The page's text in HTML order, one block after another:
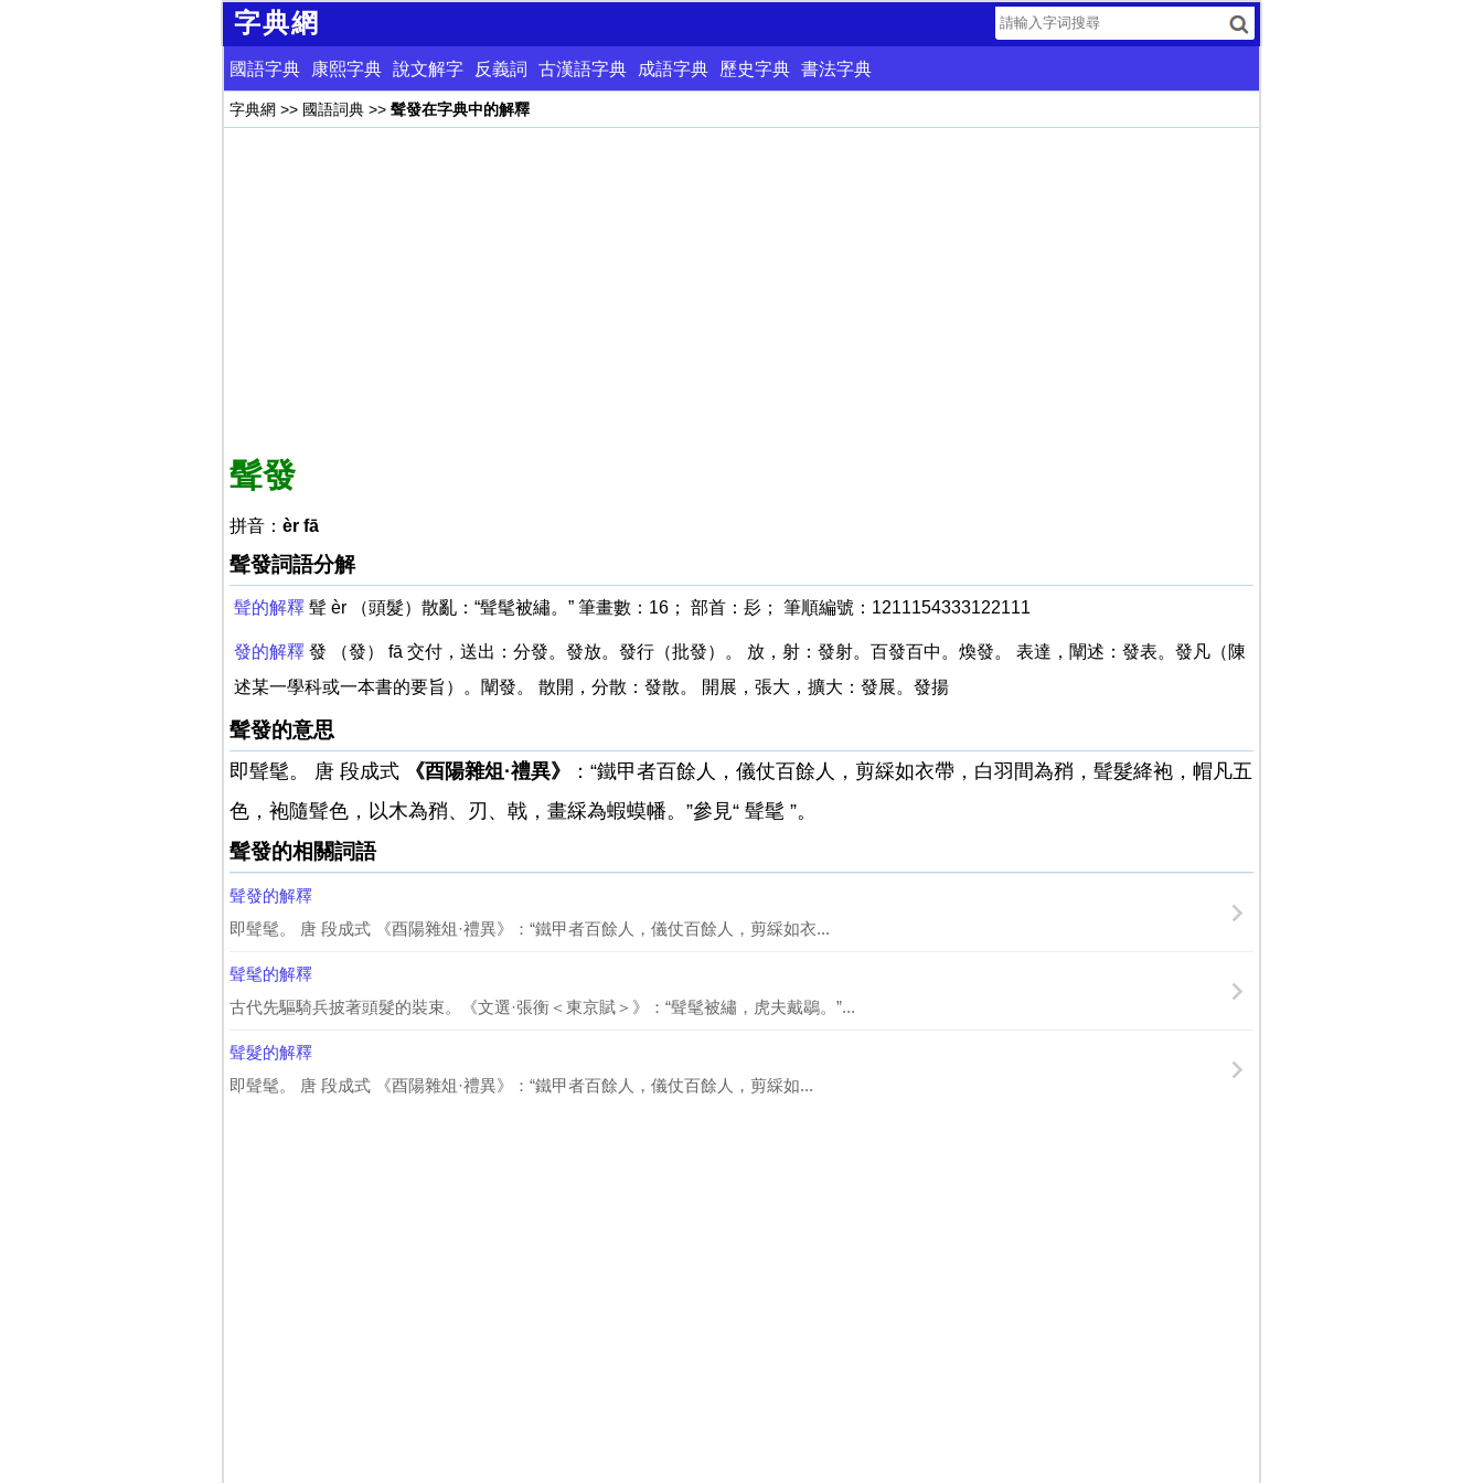
字典網
國語字典 康熙字典 說文解字 反義詞 古漢語字典 成語字典 歷史字典 書法字典
字典網 >> 國語詞典>> 髶發在字典中的解釋
髶發
拼音： èr fā
髶發詞語分解
髶的解釋髶 èr （頭髮）散亂：“髶髦被繡。” 筆畫數：16； 部首：髟； 筆順編號：1211154333122111
發的解釋發 （發） fā 交付，送出：分發。發放。發行（批發）。 放，射：發射。百發百中。煥發。 表達，闡述：發表。發凡（陳
述某一學科或一本書的要旨）。闡發。 散開，分散：發散。 開展，張大，擴大：發展。發揚
髶發的意思
即髶髦。 唐 段成式 《酉陽雜俎·禮異》
：“鐵甲者百餘人，儀仗百餘人，剪綵如衣帶，白羽間為矟，髶髮絳袍，帽凡五
色，袍隨髶色，以木為矟、刃、戟，畫綵為蝦蟆幡。”參見“ 髶髦 ”。
髶發的相關詞語
髶發的解釋
即髶髦。 唐 段成式 《酉陽雜俎·禮異》：“鐵甲者百餘人，儀仗百餘人，剪綵如衣...
髶髦的解釋
古代先驅騎兵披著頭髮的裝束。《文選·張衡＜東京賦＞》：“髶髦被繡，虎夫戴鶡。”...
髶髮的解釋
即髶髦。 唐 段成式 《酉陽雜俎·禮異》：“鐵甲者百餘人，儀仗百餘人，剪綵如...